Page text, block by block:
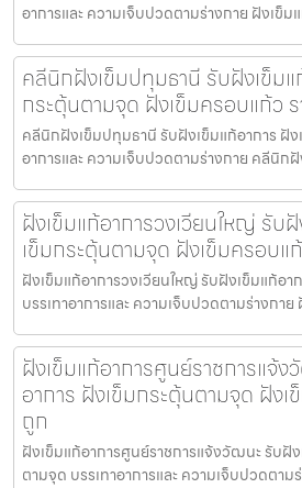
อาการและ ความเจ็บปวดตามร่างกาย ฝังเข็ม
คลีนิกฝังเข็มปทุมธานี รับฝังเข็มแ
กระตุ้นตามจุด ฝังเข็มครอบแก้ว
คลีนิกฝังเข็มปทุมธานี รับฝังเข็มแก้อาการ ฝัง
อาการและ ความเจ็บปวดตามร่างกาย คลีนิก
ฝังเข็มแก้อาการวงเวียนใหญ่ รับ
เข็มกระตุ้นตามจุด ฝังเข็มครอบแ
ฝังเข็มแก้อาการวงเวียนใหญ่ รับฝังเข็มแก้อ
บรรเทาอาการและ ความเจ็บปวดตามร่างกาย
ฝังเข็มแก้อาการศูนย์ราชการแจ้
อาการ ฝังเข็มกระตุ้นตามจุด ฝังเ
ถูก
ฝังเข็มแก้อาการศูนย์ราชการแจ้งวัฒนะ รับฝั
ตามจุด บรรเทาอาการและ ความเจ็บปวดตาม